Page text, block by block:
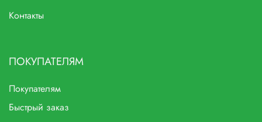
Контакты
ПОКУПАТЕЛЯМ
Покупателям
Быстрый заказ